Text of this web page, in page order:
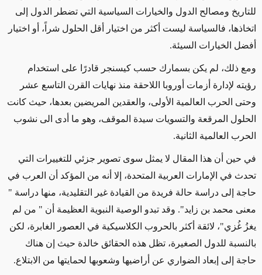
للتاريخ ومصالح الدول والخيارات السياسية التي تضطر الدول إلى
اتخاذها، فالسياسة ليست أكثر من اختيار أقل الحلول شراً، أو اختيار
أفضل الخيارات السيئة.
ومع ذلك، لم يكن بسمارك حسب كيسنجر قادرًا على استخدام
رؤيته لإدارة أزمات أوروبا اللاحقة منذ نهايات القرن التاسع عشر
وحتى الحرب العالمية الأولى، والعقدين المريضين بعدها، حيث كانت
الحلول المرقعة والتسويات سيدة الموقف، وهو ما أدى الى نشوب
الحرب العالمية الثانية.
في حين أن هذا المقال لا يمثل سوى تصوير جزئي للتغييرات التي
تحدث في الإمارات العربية المتحدة، إلا أنه من المؤكد أن العرب في
حاجة إلى دراسة حالة فريدة من القيادة غير التقليدية، منها دراسة "
معنى محمد بن زايد". وقد تبدو الوصية النبوية العظيمة أن " من لم
يغزُ غُزي"، لائقة أكثر بالحروب الكلاسيكية في العصور الغابرة، لكن
بالنسبة للدول الصغيرة، تظل هذه الحقائق خالدة حيث إن هناك
حاجة إلى إبعاد الضواري عن أراضيها وشعوبها لحمايتها من الابتلاع.